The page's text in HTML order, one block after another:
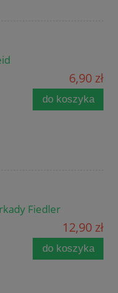
6,90 zł
do koszyka
Fiedler
12,90 zł
do koszyka